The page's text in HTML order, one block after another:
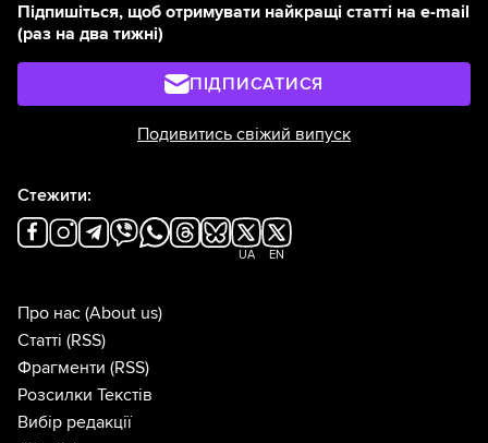
Підпишіться, щоб отримувати найкращі статті на e-mail
(раз на два тижні)
ПІДПИСАТИСЯ
Подивитись свіжий випуск
Стежити:
UA EN
Про нас (About us)
Статті (RSS)
Фрагменти (RSS)
Розсилки Текстів
Вибір редакції